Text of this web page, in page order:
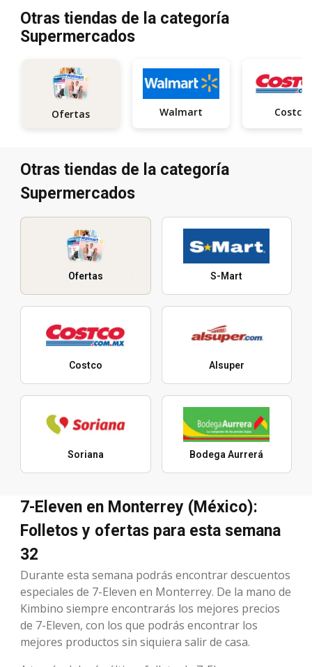
Otras tiendas de la categoría
Supermercados
Ofertas Walmart Costco
Otras tiendas de la categoría
Supermercados
Ofertas S-Mart
Costco Alsuper
Soriana Bodega Aurrerá
7-Eleven en Monterrey (México):
Folletos y ofertas para esta semana
32
Durante esta semana podrás encontrar descuentos
especiales de 7-Eleven en Monterrey. De la mano de
Kimbino siempre encontrarás los mejores precios
de 7-Eleven, con los que podrás encontrar los
mejores productos sin siquiera salir de casa.